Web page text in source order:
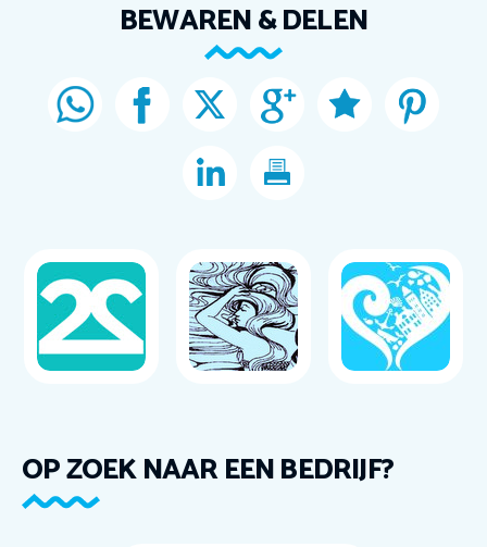
BEWAREN & DELEN
OP ZOEK NAAR EEN BEDRIJF?